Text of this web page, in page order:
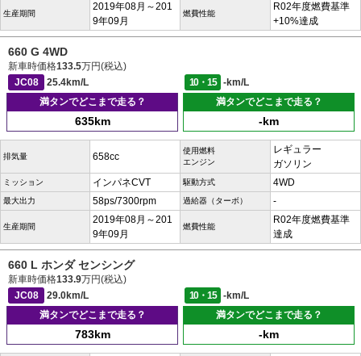
生産期間
2019年08月～201
9年09月
燃費性能
R02年度燃費基準
+10%達成
660 G 4WD
新車時価格133.5万円(税込)
JC08
25.4km/L 10・15
-km/L
満タンでどこまで走る？
635km
満タンでどこまで走る？
-km
排気量 658cc
使用燃料
エンジン
レギュラー
ガソリン
ミッション インパネCVT 駆動方式 4WD
最大出力 58ps/7300rpm 過給器（ターボ） -
生産期間
2019年08月～201
9年09月
燃費性能
R02年度燃費基準
達成
660 L ホンダ センシング
新車時価格133.9万円(税込)
JC08
29.0km/L 10・15
-km/L
満タンでどこまで走る？
783km
満タンでどこまで走る？
-km